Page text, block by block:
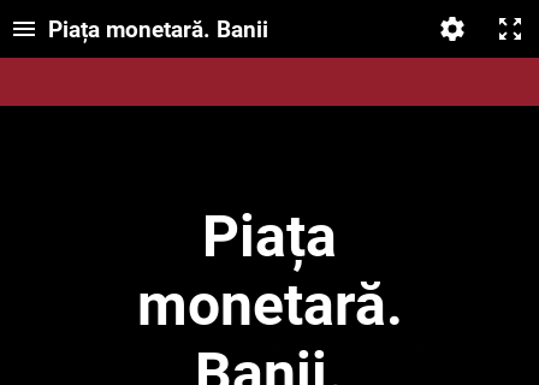
Piața monetară. Banii
Piața
monetară.